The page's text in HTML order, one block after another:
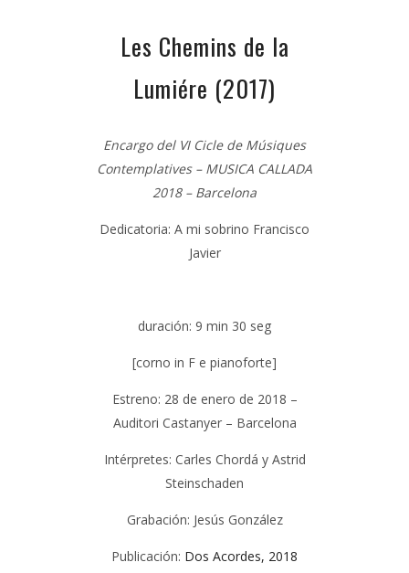
Les Chemins de la
Lumiére (2017)
Encargo del VI Cicle de Músiques
Contemplatives – MUSICA CALLADA
2018 – Barcelona
Dedicatoria: A mi sobrino Francisco
Javier
duración: 9 min 30 seg
[corno in F e pianoforte]
Estreno: 28 de enero de 2018 –
Auditori Castanyer – Barcelona
Intérpretes: Carles Chordá yAstrid
Steinschaden
Grabación: Jesús González
Publicación: Dos Acordes, 2018